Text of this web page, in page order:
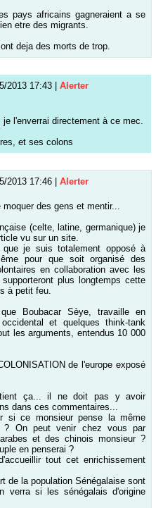
pays africains gagneraient a se
etre des migrants.
deja des morts de trop.
2013 17:43 Alerter
l'enverrai directement à ce mec.
et ses colons
2013 17:46 Alerter
des gens et mentir...
(celte, latine, germanique) je
vu sur un site.
je suis totalement opposé à
pour que soit organisé des
en collaboration avec les
plus longtemps cette
à petit feu.
Boubacar Sèye, travaille en
et quelques think-tank
les arguments, entendus 10 000
de l'europe exposé
ça... il ne doit pas y avoir
dans ces commentaires...
si ce monsieur pense la même
? On peut venir chez vous par
et des chinois monsieur ?
en penserai ?
tout cet enrichissement
de la population Sénégalaise sont
verra si les sénégalais d'origine